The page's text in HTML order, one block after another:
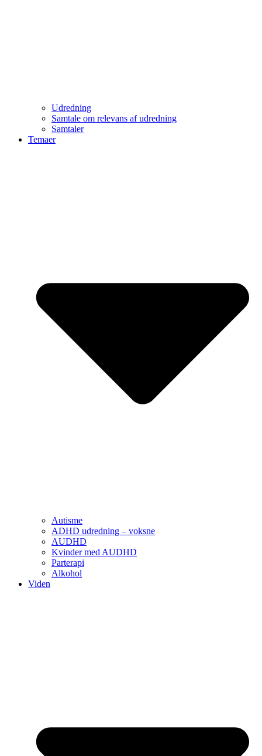
Udredning
Samtale om relevans af udredning
Samtaler
Temaer
Autisme
ADHD udredning – voksne
AUDHD
Kvinder med AUDHD
Parterapi
Alkohol
Viden